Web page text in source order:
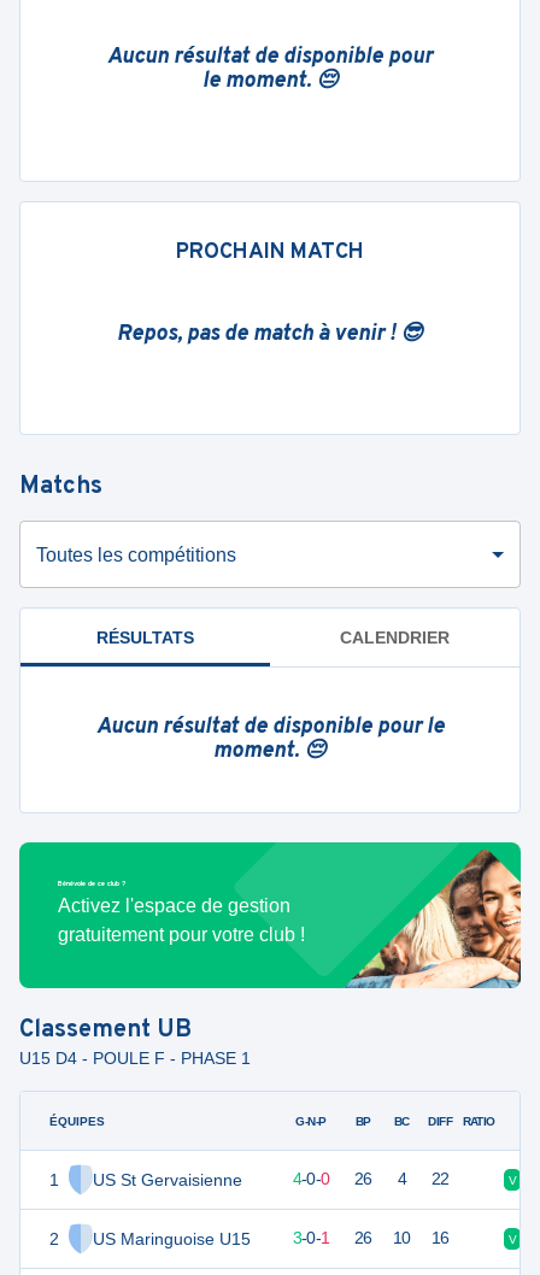
Aucun résultat de disponible pour
le moment. 😔
PROCHAIN MATCH
Repos, pas de match à venir ! 😎
Matchs
Toutes les compétitions
RÉSULTATS CALENDRIER
Aucun résultat de disponible pour le
moment. 😔
Bénévole de ce club ?
Activez l'espace de gestion
gratuitement pour votre club !
Classement UB
U15 D4 - POULE F - PHASE 1
ÉQUIPES
1 US St Gervaisienne
2 US Maringuoise U15
G-N-P BP BC DIFF RATIO
12 4-0-0 26 4 22 V
9 3-0-1 26 10 16 V